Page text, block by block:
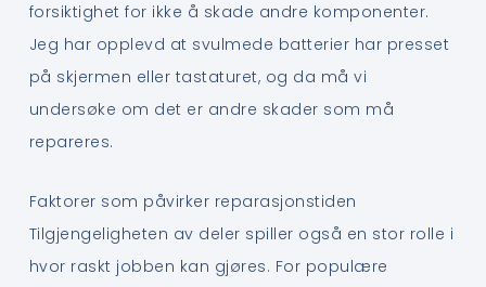
forsiktighet for ikke å skade andre komponenter.
Jeg har opplevd at svulmede batterier har presset
på skjermen eller tastaturet, og da må vi
undersøke om det er andre skader som må
repareres.
Faktorer som påvirker reparasjonstiden
Tilgjengeligheten av deler spiller også en stor rolle i
hvor raskt jobben kan gjøres. For populære